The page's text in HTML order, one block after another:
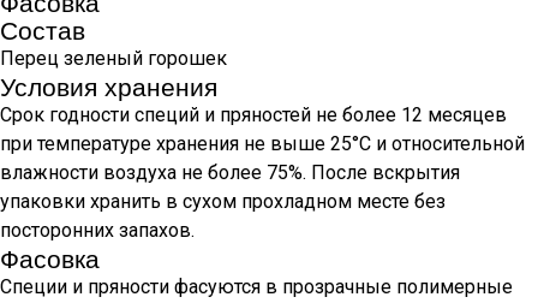
Состав
Перец зеленый горошек
Условия хранения
Срок годности специй и пряностей не более 12 месяцев
при температуре хранения не выше 25°С и относительной
влажности воздуха не более 75%. После вскрытия
упаковки хранить в сухом прохладном месте без
посторонних запахов.
Фасовка
Специи и пряности фасуются в прозрачные полимерные